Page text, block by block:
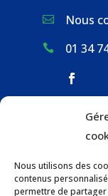
Nous utilisons des
contenus
permettre de partager
 Nous
 01 34